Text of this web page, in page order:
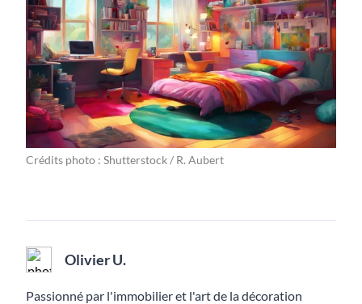
Crédits photo : Shutterstock / R. Aubert
Olivier U.
Passionné par l'immobilier et l'art de la décoration